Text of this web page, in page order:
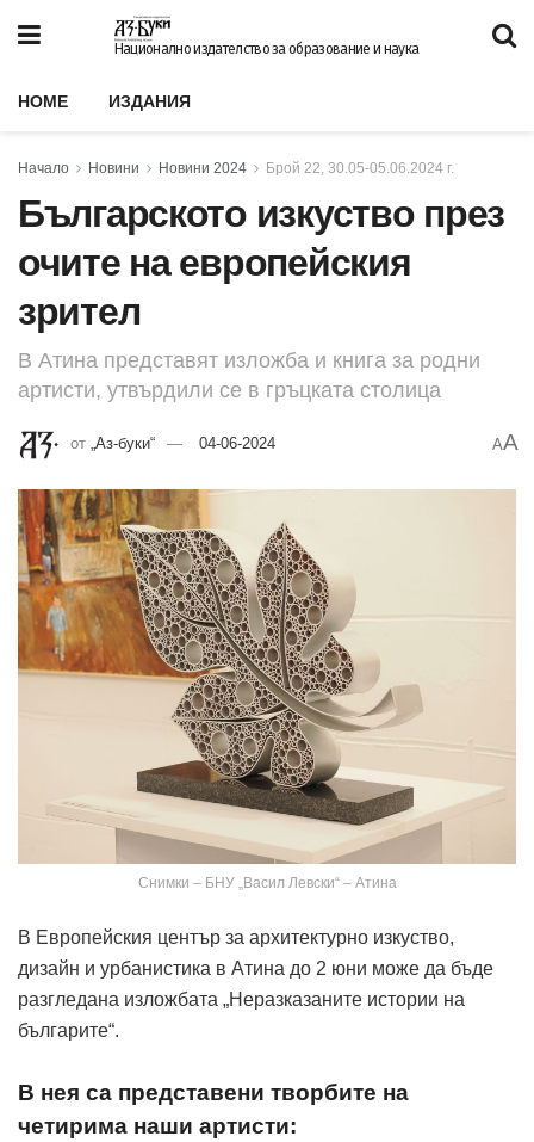
Национално издателство за образование и наука
HOME ИЗДАНИЯ
Начало Новини Новини 2024 Брой 22, 30.05-05.06.2024 г.
Българското изкуство през
очите на европейския
зрител
В Атина представят изложба и книга за родни
артисти, утвърдили се в гръцката столица
от „Аз-буки“ 04-06-2024 AA
Снимки – БНУ „Васил Левски“ – Атина
В Европейския център за архитектурно изкуство,
дизайн и урбанистика в Атина до 2 юни може да бъде
разгледана изложбата „Неразказаните истории на
българите“.
В нея са представени творбите на
четирима наши артисти: